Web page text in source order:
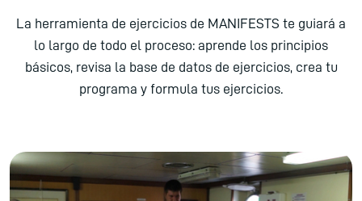
La herramienta de ejercicios de MANIFESTS te guiará a
lo largo de todo el proceso: aprende los principios
básicos, revisa la base de datos de ejercicios, crea tu
programa y formula tus ejercicios.